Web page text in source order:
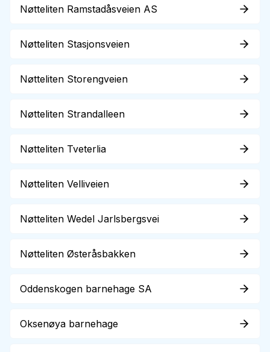
Nøtteliten Ramstadåsveien AS
Nøtteliten Stasjonsveien
Nøtteliten Storengveien
Nøtteliten Strandalleen
Nøtteliten Tveterlia
Nøtteliten Velliveien
Nøtteliten Wedel Jarlsbergsvei
Nøtteliten Østeråsbakken
Oddenskogen barnehage SA
Oksenøya barnehage